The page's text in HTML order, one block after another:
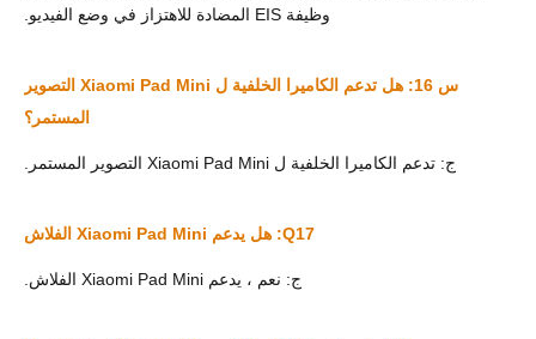
وظيفة EIS المضادة للاهتزاز في وضع الفيديو.
س 16: هل تدعم الكاميرا الخلفية ل Xiaomi Pad Mini التصوير
المستمر؟
ج: تدعم الكاميرا الخلفية ل Xiaomi Pad Mini التصوير المستمر.
Q17: هل يدعم Xiaomi Pad Mini الفلاش
ج: نعم ، يدعم Xiaomi Pad Mini الفلاش.